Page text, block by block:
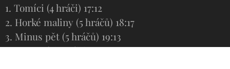
1. Tomíci (4 hráči) 17:12
2. Horké maliny (5 hráčů) 18:17
3. Minus pět (5 hráčů) 19:13
4. Filutové (4 hráči) 19:40